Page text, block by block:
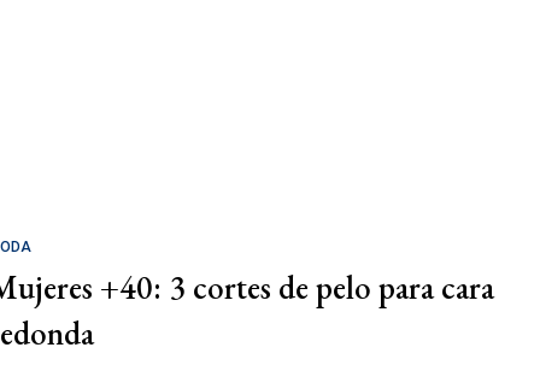
+40: 3 cortes de pelo para cara